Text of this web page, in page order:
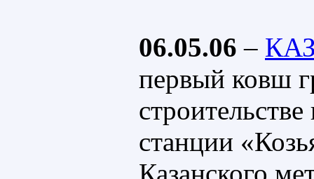
06.05.06 –
первый ковш
строительстве
станции
Казанского